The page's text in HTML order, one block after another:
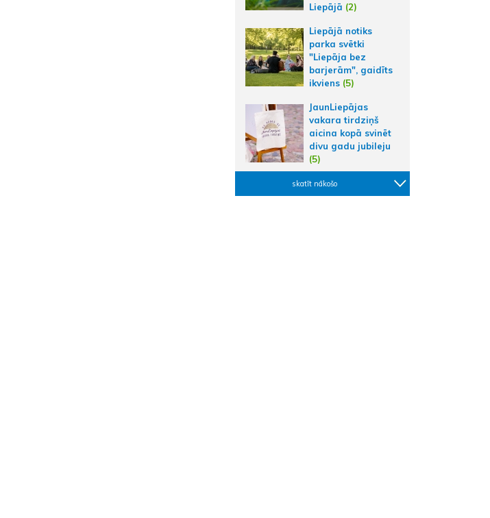
Liepājā (2)
Liepājā notiks
parka svētki
"Liepāja bez
barjerām", gaidīts
ikviens (5)
JaunLiepājas
vakara tirdziņš
aicina kopā svinēt
divu gadu jubileju
(5)
skatīt nākošo